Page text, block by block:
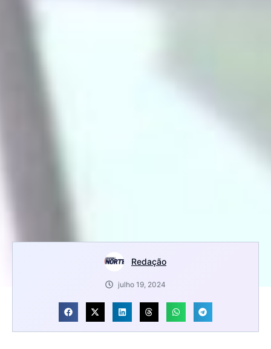
Redação
julho 19, 2024